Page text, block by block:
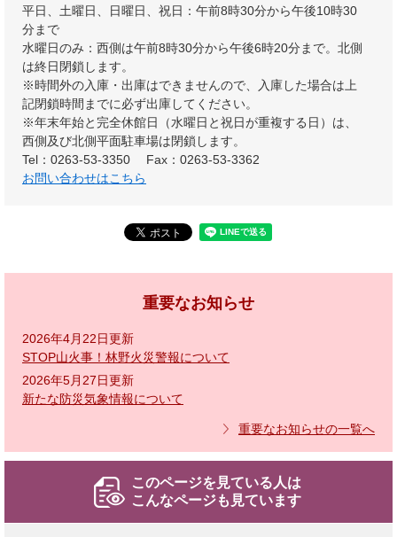
平日、土曜日、日曜日、祝日：午前8時30分から午後10時30
分まで
水曜日のみ：西側は午前8時30分から午後6時20分まで。北側
は終日閉鎖します。
※時間外の入庫・出庫はできませんので、入庫した場合は上
記閉鎖時間までに必ず出庫してください。
※年末年始と完全休館日（水曜日と祝日が重複する日）は、
西側及び北側平面駐車場は閉鎖します。
Tel：0263-53-3350
Fax：0263-53-3362
お問い合わせはこちら
重要なお知らせ
2026年4月22日更新
STOP山火事！林野火災警報について
2026年5月27日更新
新たな防災気象情報について
重要なお知らせの一覧へ
このページを見ている人は
こんなページも見ています